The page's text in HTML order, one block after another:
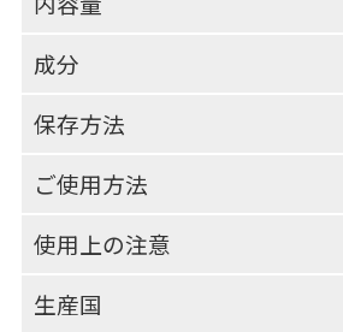
成分
保存方法
ご使用方法
使用上の注意
生産国